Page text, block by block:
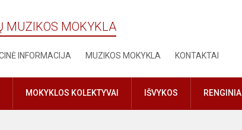
MUZIKOS MOKYKLA
INFORMACIJA MUZIKOS MOKYKLA KONTAKTAI
MOKYKLOS KOLEKTYVAI IŠVYKOS RENGINIAI